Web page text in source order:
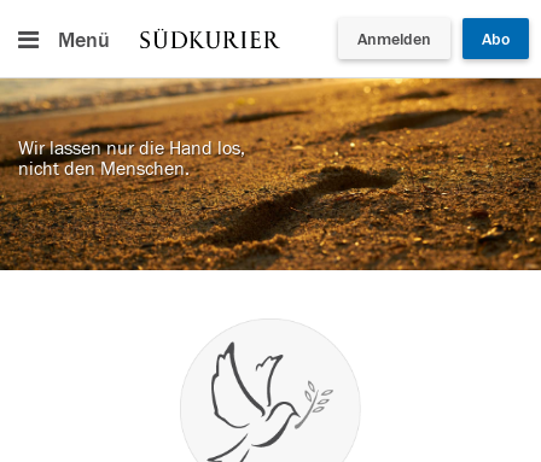
Menü Anmelden Abo
Wir lassen nur die Hand los,
nicht den Menschen.